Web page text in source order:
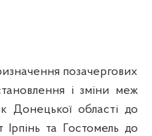
позачергових
і зміни меж
Донецької області до
та Гостомель до